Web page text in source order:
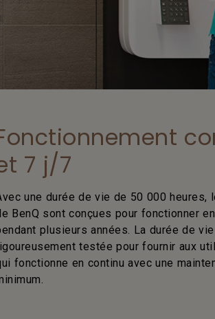
7 j/7
une durée de vie de 50 000
BenQ sont conçues pour fonctionner
plusieurs années. La durée de
testée pour fournir aux
fonctionne en continu avec une